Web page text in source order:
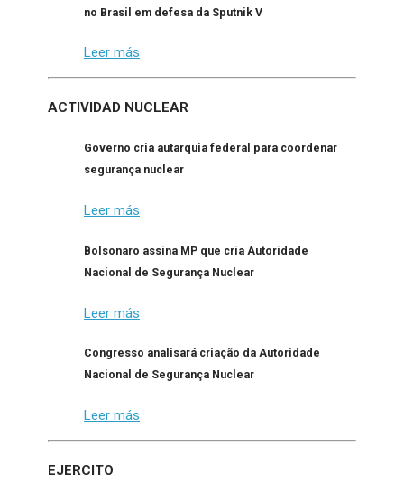
no Brasil em defesa da Sputnik V
Leer más
ACTIVIDAD NUCLEAR
Governo cria autarquia federal para coordenar
segurança nuclear
Leer más
Bolsonaro assina MP que cria Autoridade
Nacional de Segurança Nuclear
Leer más
Congresso analisará criação da Autoridade
Nacional de Segurança Nuclear
Leer más
EJERCITO